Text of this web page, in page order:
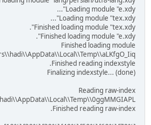
Loading module "e.xdy"...
Loading module "tex.xdy"...
Finished loading module "tex.xdy".
Finished loading module "e.xdy".
Finished loading module
Finished reading indexstyle.
Finalizing indexstyle... (done)
Reading raw-index
Finished reading raw-index.